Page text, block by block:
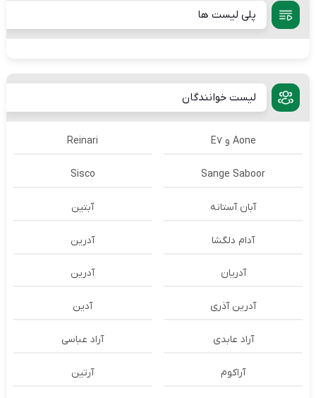
پلی لیست ها
لیست خوانندگان
Aone و E7 Reinari
Sange Saboor
Sisco
آبان آستانه آبتین
آدام دلگشا آدرين
آدریان آدرین
آدرین آذری آدین
آراد عابدی آراد عباسی
آراکوم آرتین